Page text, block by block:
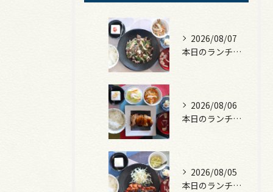
2026/08/07
本日のランチは、黒毛和牛のチャプチェ！
2026/08/06
本日のランチは、照焼きチキン！
2026/08/05
本日のランチは、ロース豚カツ梅はさみ！